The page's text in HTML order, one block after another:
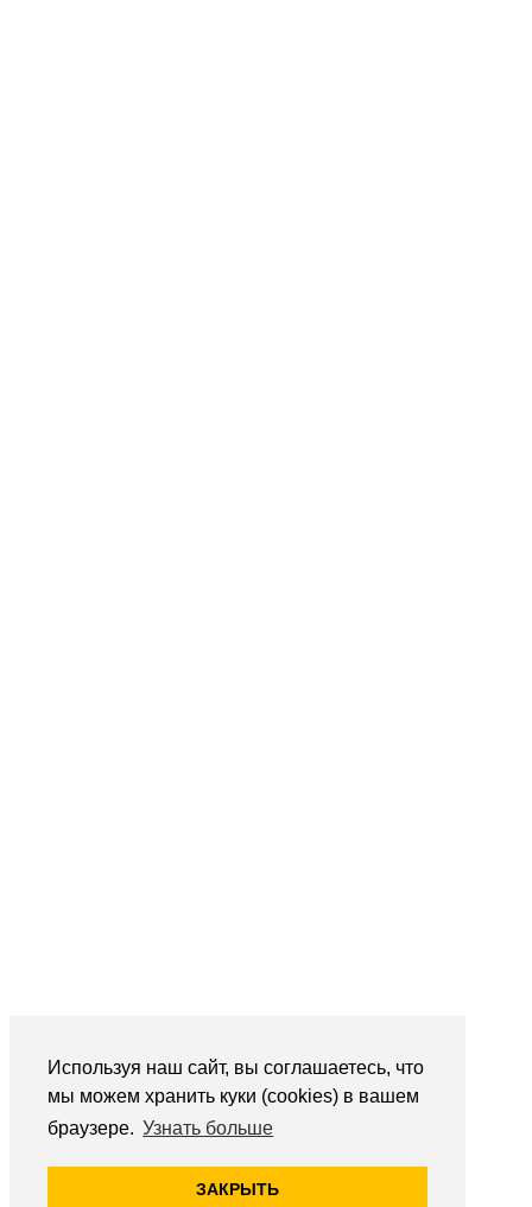
Используя наш сайт, вы соглашаетесь, что
мы можем хранить куки (cookies) в вашем
браузере. Узнать больше
ЗАКРЫТЬ